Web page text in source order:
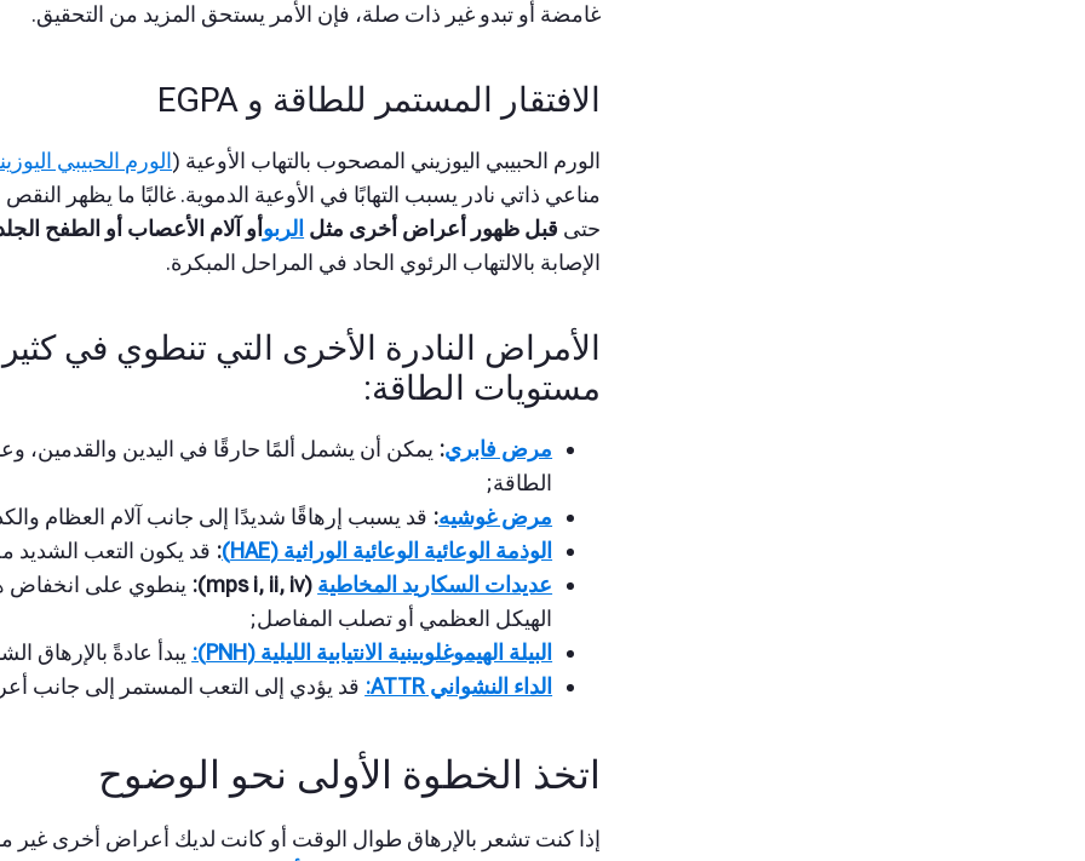
غامضة أو تبدو غير ذات صلة، فإن الأمر يستحق المزيد من التحقيق.
الافتقار المستمر للطاقة و EGPA
الورم الحبيبي اليوزيني المصحوب بالتهاب الأوعية (الورم الحبيبي
مناعي ذاتي نادر يسبب التهابًا في الأوعية الدموية. غالبًا ما يظهر
حتى قبل ظهور أعراض أخرى مثل الربوأو آلام الأعصاب أو الطفح
الإصابة بالالتهاب الرئوي الحاد في المراحل المبكرة.
الأمراض النادرة الأخرى التي تنطوي في
مستويات الطاقة:
مرض فابري: يمكن أن يشمل ألمًا حارقًا في اليدين والقدمين،
الطاقة;
مرض غوشيه: قد يسبب إرهاقًا شديدًا إلى جانب آلام العظام
الوذمة الوعائية الوعائية الوراثية (HAE)
: قد يكون التعب الشديد
عديدات السكاريد المخاطية (mps i, ii, iv):
ينطوي على انخفاض
الهيكل العظمي أو تصلب المفاصل;
البيلة الهيموغلوبينية الانتيابية الليلية (PNH):
يبدأ عادةً بالإرهاق
الداء النشواني ATTR:
قد يؤدي إلى التعب المستمر إلى جانب
اتخذ الخطوة الأولى نحو الوضوح
إذا كنت تشعر بالإرهاق طوال الوقت أو كانت لديك أعراض أخرى غير